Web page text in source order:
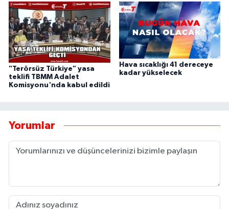
"Terörsüz Türkiye" yasa
teklifi TBMM Adalet
Komisyonu'nda kabul edildi
Hava sıcaklığı 41 dereceye
kadar yükselecek
Yorumlar